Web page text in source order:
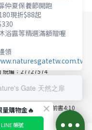
式通知變更付款方式。
統編：30954622
統編：27727574
00000-9
賜的好管家。 彼得前書4:10
仲夏保養節開跑
現折$88起
浴露等精選滿額贈喔
領
Gate 天然之扉
購物金🔥
帳號